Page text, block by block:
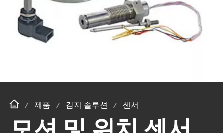
제품 감지 솔루션 센서